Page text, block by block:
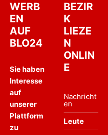
WERB
EN
AUF
BLO24
Sie haben
Interesse
auf
unserer
Plattform
zu
BEZIR
K
LIEZE
N
ONLIN
E
Nachricht
en
Leute